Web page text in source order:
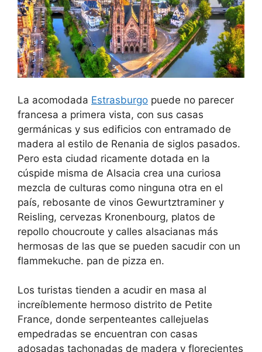
La acomodada Estrasburgo puede no parecer
francesa a primera vista, con sus casas
germánicas y sus edificios con entramado de
madera al estilo de Renania de siglos pasados.
Pero esta ciudad ricamente dotada en la
cúspide misma de Alsacia crea una curiosa
mezcla de culturas como ninguna otra en el
país, rebosante de vinos Gewurtztraminer y
Reisling, cervezas Kronenbourg, platos de
repollo choucroute y calles alsacianas más
hermosas de las que se pueden sacudir con un
flammekuche. pan de pizza en.
Los turistas tienden a acudir en masa al
increíblemente hermoso distrito de Petite
France, donde serpenteantes callejuelas
empedradas se encuentran con casas
adosadas tachonadas de madera y florecientes